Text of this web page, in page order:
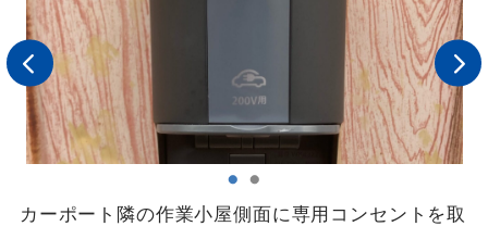
カーポート隣の作業小屋側面に専用コンセントを取